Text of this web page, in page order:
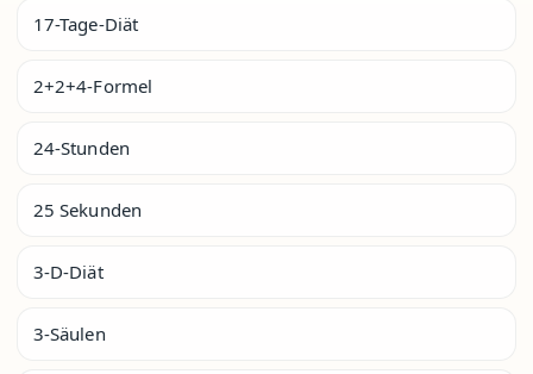
17-Tage-Diät
2+2+4-Formel
24-Stunden
25 Sekunden
3-D-Diät
3-Säulen